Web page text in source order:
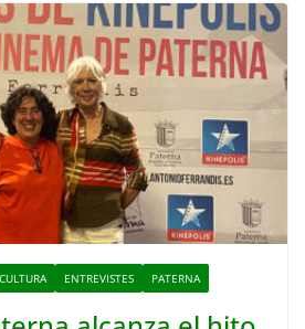
CULTURA ENTREVISTES PATERNA